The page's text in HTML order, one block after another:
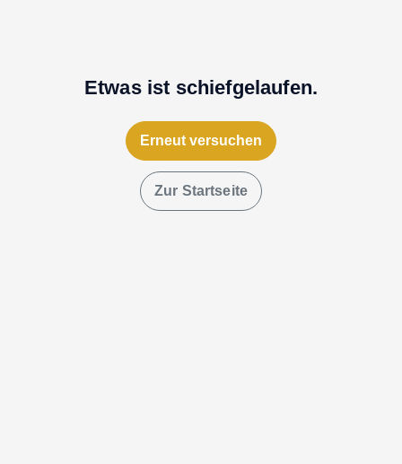
Etwas ist schiefgelaufen.
Erneut versuchen
Zur Startseite